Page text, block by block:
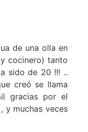
de una olla en
cocinero) tanto
sido de 20 !!! ..
creó se llama
gracias por el
y muchas veces